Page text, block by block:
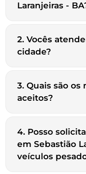
Laranjeiras -
2. Vocês
cidade?
3. Quais são
aceitos?
4. Posso
em Sebastião
veículos